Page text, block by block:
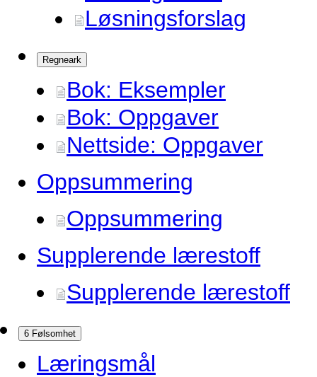
Løsningsforslag
Regneark
Bok: Eksempler
Bok: Oppgaver
Nettside: Oppgaver
Oppsummering
Oppsummering
Supplerende lærestoff
Supplerende lærestoff
6 Følsomhet
Læringsmål